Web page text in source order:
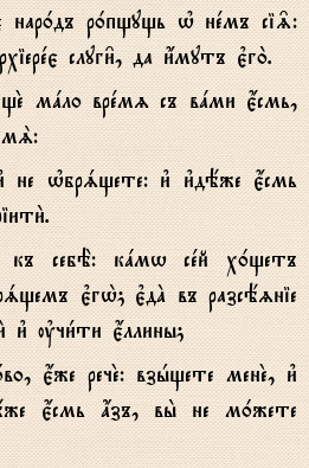
нар0дъ р0пщущь њ нeмъ сі‰:
слуги6, да и4мутъ є3го2.
мaло врeмz съ вaми є4смь,
мS:
не њбрsщете: и3 и3дёже є4смь
себЁ: кaмw сeй х0щетъ
є3гw2; є3дA въ разсёzніе
и3 ўчи1ти є4ллины;
є4же речE: взhщете менE, и3
є4смь ѓзъ, вы2 не м0жете